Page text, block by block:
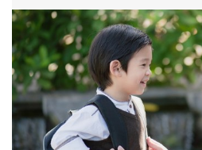
和孩子一起長大的那
不同模樣
沒有人天生就擅長當爸爸
次「前所未有」的體驗中